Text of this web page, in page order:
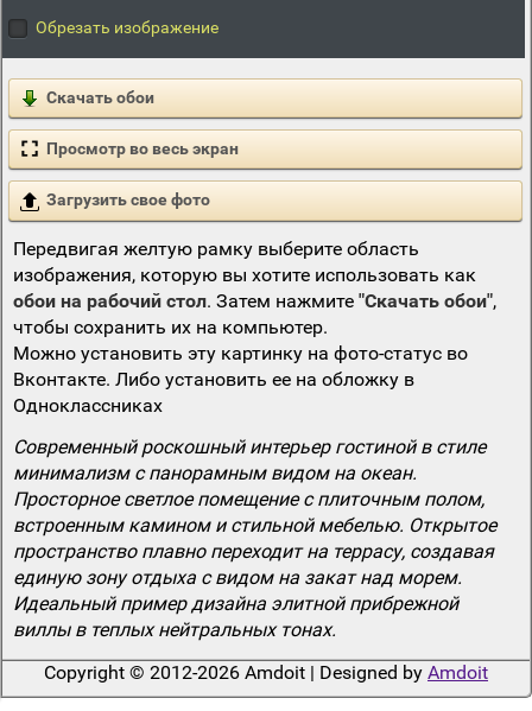
Обрезать изображение
Скачать обои
Просмотр во весь экран
Загрузить свое фото
Передвигая желтую рамку выберите область
изображения, которую вы хотите использовать как
обои на рабочий стол. Затем нажмите "Скачать обои",
чтобы сохранить их на компьютер.
Можно установить эту картинку на фото-статус во
Вконтакте. Либо установить ее на обложку в
Одноклассниках
Современный роскошный интерьер гостиной в стиле
минимализм с панорамным видом на океан.
Просторное светлое помещение с плиточным полом,
встроенным камином и стильной мебелью. Открытое
пространство плавно переходит на террасу, создавая
единую зону отдыха с видом на закат над морем.
Идеальный пример дизайна элитной прибрежной
виллы в теплых нейтральных тонах.
Copyright © 2012-2026 Amdoit | Designed by Amdoit